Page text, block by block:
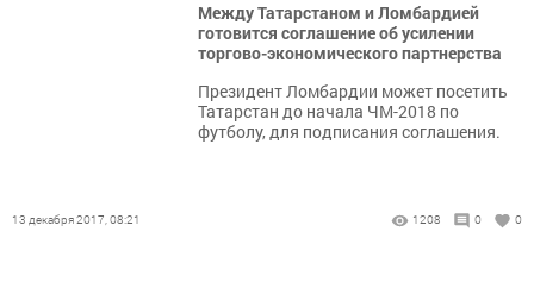
Между Татарстаном и Ломбардией
готовится соглашение об усилении
торгово-экономического партнерства
Президент Ломбардии может посетить
Татарстан до начала ЧМ-2018 по
футболу, для подписания соглашения.
13 декабря 2017, 08:21 1208 0 0